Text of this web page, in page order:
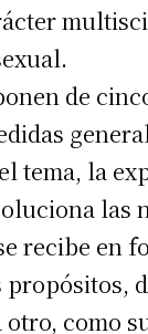
de
tema, la
las
recibe en
como